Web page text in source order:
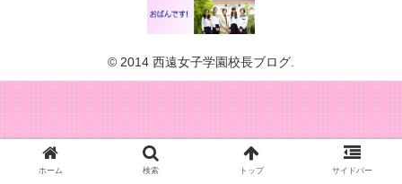
© 2014 西遠女子学園校長ブログ.
ホーム 検索 トップ サイドバー